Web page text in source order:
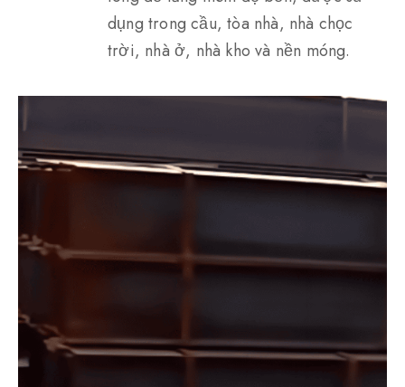
dụng trong cầu, tòa nhà, nhà chọc
trời, nhà ở, nhà kho và nền móng.